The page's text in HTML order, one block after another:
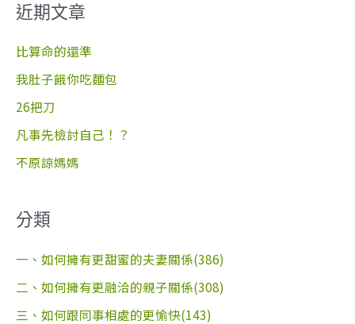
鍵
字
:
近期文章
比算命的還準
我肚子餓你吃麵包
26把刀
凡事先檢討自己！？
不原諒媽媽
分類
一、如何擁有更甜蜜的夫妻關係(386)
二、如何擁有更融洽的親子關係(308)
三、如何跟同事相處的更愉快(143)